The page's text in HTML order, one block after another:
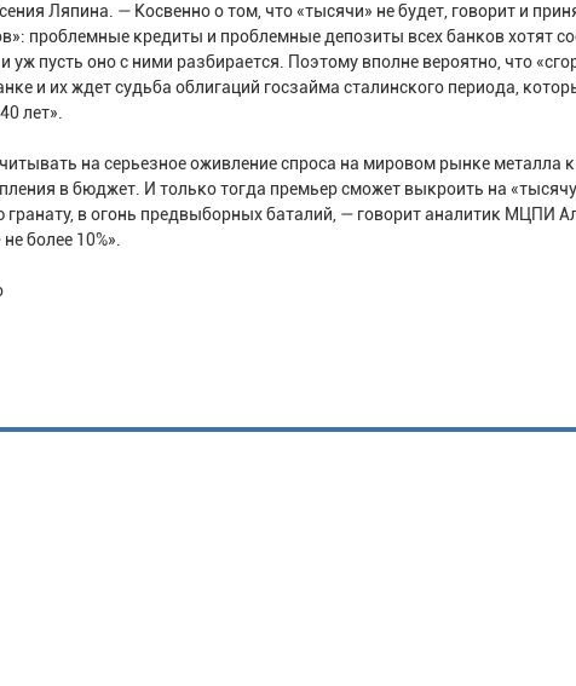
Ляпина. — Косвенно о том, что «тысячи» не будет, говорит и
проблемные кредиты и проблемные депозиты всех банков хотят
уж пусть оно с ними разбирается. Поэтому вполне вероятно, что
и их ждет судьба облигаций госзайма сталинского периода,
лет».
на серьезное оживление спроса на мировом рынке металла к
в бюджет. И только тогда премьер сможет выкроить на
в огонь предвыборных баталий, — говорит аналитик МЦПИ
более 10%».